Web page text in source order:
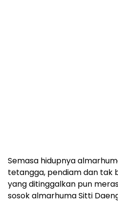
Semasa hidupnya
tetangga, pendiam dan tak
yang ditinggalkan pun
sosok almarhuma Sitti